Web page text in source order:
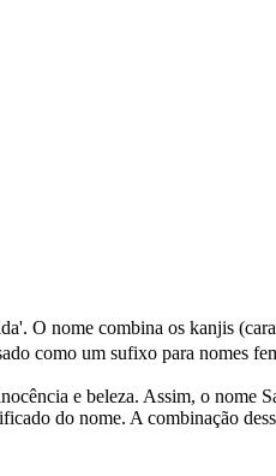
O nome combina os kanjis
como um sufixo para nomes
e beleza. Assim, o nome
do nome. A combinação